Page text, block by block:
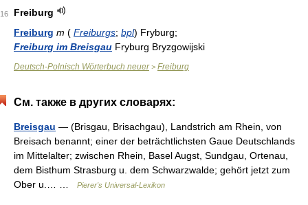
16
Freiburg
Freiburg m ( Freiburgs; bpl) Fryburg;
Freiburg im Breisgau Fryburg Bryzgowijski
Deutsch-Polnisch Wörterbuch neuer> Freiburg
См. также в других словарях:
Breisgau — (Brisgau, Brisachgau), Landstrich am Rhein, von
Breisach benannt; einer der beträchtlichsten Gaue Deutschlands
im Mittelalter; zwischen Rhein, Basel Augst, Sundgau, Ortenau,
dem Bisthum Strasburg u. dem Schwarzwalde; gehört jetzt zum
Ober u.… …
Pierer's Universal-Lexikon